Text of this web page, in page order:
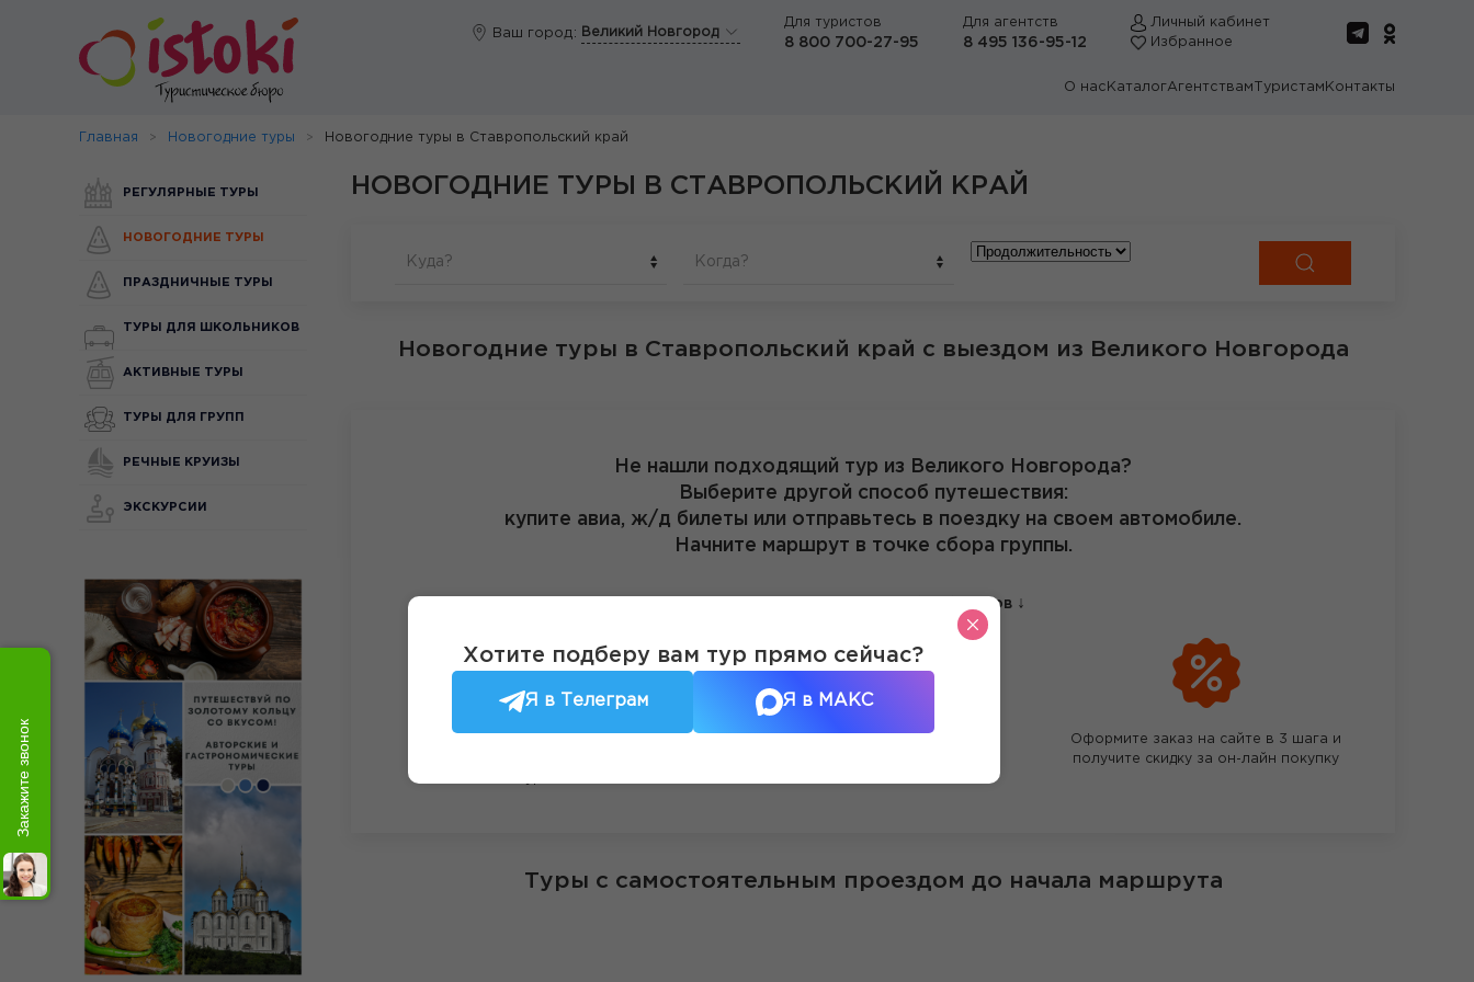
Ваш город: Великий Новгород
Для туристов
8 800 700-27-95
Для агентств
8 495 136-95-12
Личный кабинет
Избранное
О нас КаталогАгентствам Туристам Контакты
Главная Новогодние туры Новогодние туры в Ставропольский край
НОВОГОДНИЕ ТУРЫ В СТАВРОПОЛЬСКИЙ КРАЙ
Куда? Когда?
Новогодние туры в Ставропольский край с выездом из Великого Новгорода
Не нашли подходящий тур из Великого Новгорода?
Выберите другой способ путешествия:
купите авиа, ж/д билеты или отправьтесь в поездку на своем автомобиле.
Начните маршрут в точке сбора группы.
Для вас каталог туров без билетов ↓
Оформите заказ на сайте в 3 шага и
получите скидку за он-лайн покупку
Туры с самостоятельным проездом до начала маршрута
РЕГУЛЯРНЫЕ ТУРЫ
НОВОГОДНИЕ ТУРЫ
ПРАЗДНИЧНЫЕ ТУРЫ
ТУРЫ ДЛЯ ШКОЛЬНИКОВ
АКТИВНЫЕ ТУРЫ
ТУРЫ ДЛЯ ГРУПП
РЕЧНЫЕ КРУИЗЫ
ЭКСКУРСИИ
Закажите звонок
Хотите подберу вам тур прямо сейчас?
Я в Телеграм Я в МАКС